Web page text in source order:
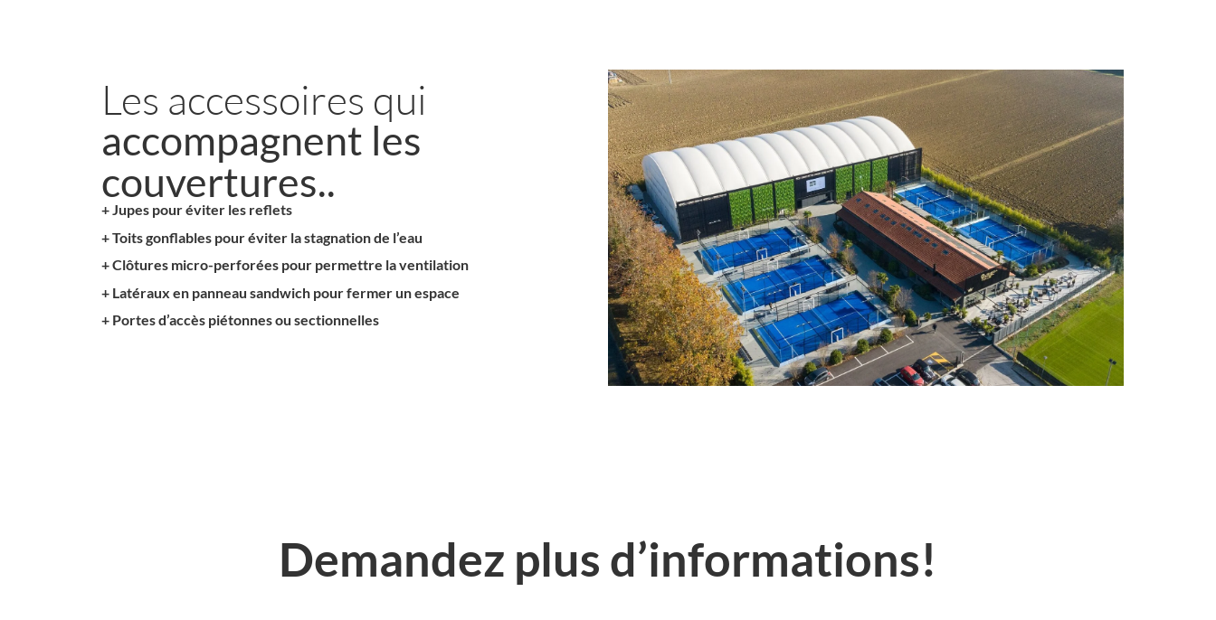
Les accessoires qui
accompagnent les
couvertures..
+ Jupes pour éviter les reflets
+ Toits gonflables pour éviter la stagnation de l’eau
+ Clôtures micro-perforées pour permettre la ventilation
+ Latéraux en panneau sandwich pour fermer un espace
+ Portes d’accès piétonnes ou sectionnelles
Demandez plus d’informations!